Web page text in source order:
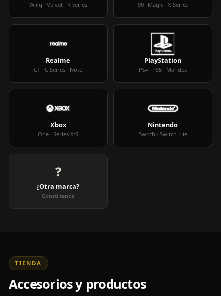
Wing · Velvet · K Series 90 · Magic · X Series
Realme
GT · C Series · Note
PlayStation
PS4 · PS5 · Mandos
Xbox
One · Series X/S
Nintendo
Switch · Switch Lite
❓
¿Otra marca?
Consúltanos
TIENDA
Accesorios y productos